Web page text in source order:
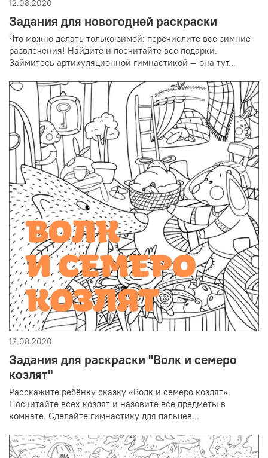
12.08.2020
Задания для новогодней раскраски
Что можно делать только зимой: перечислите все зимние
развлечения! Найдите и посчитайте все подарки.
Займитесь артикуляционной гимнастикой — она тут...
12.08.2020
Задания для раскраски "Волк и семеро
козлят"
Расскажите ребёнку сказку «Волк и семеро козлят».
Посчитайте всех козлят и назовите все предметы в
комнате. Сделайте гимнастику для пальцев...